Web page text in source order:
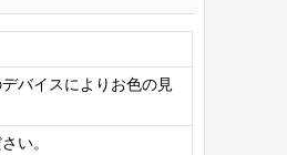
バイスによりお色の見
い。